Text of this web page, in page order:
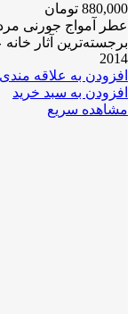
880,000 تومان
برجسته‌ترین آثار
2014
افزودن به علاقه مندی
افزودن به سبد خرید
مشاهده سریع